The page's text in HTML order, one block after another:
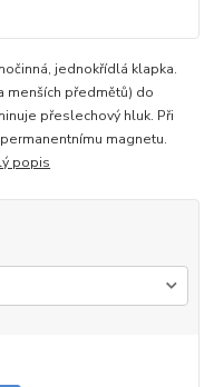
jednokřídlá klapka.
menších předmětů) do
přeslechový hluk. Při
magnetu.
popis